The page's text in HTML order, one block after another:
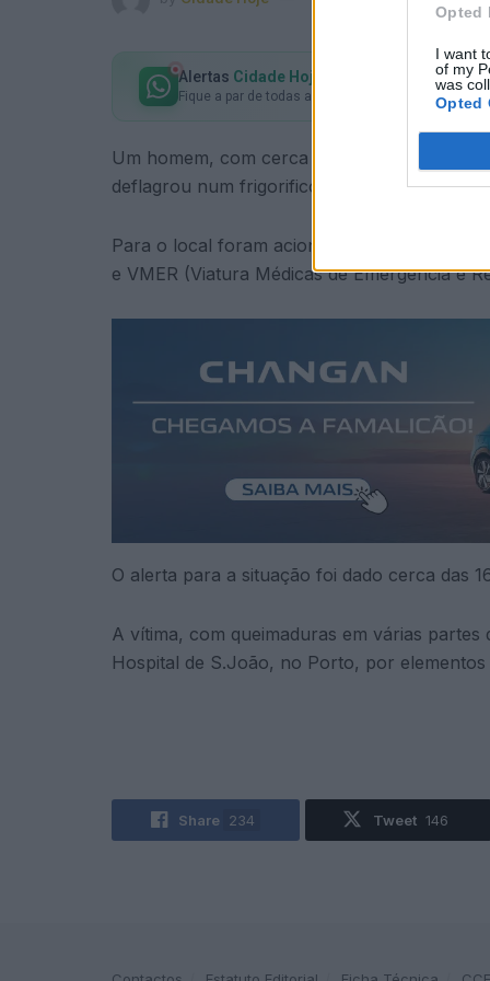
Opted
I want
of my
was
Opted
Alertas Cidade Hoje no seu WhatsApp
Fique a par de todas as notícias em primeira mão!
Um homem, com cerca de 30 anos, sofreu
deflagrou num frigorifico, numa residência
Para o local foram acionados os Bombeiros
e VMER (Viatura Médicas de Emergência e
O alerta para a situação foi dado cerca das
A vítima, com queimaduras em várias
Hospital de S.João, no Porto, por elementos
Share 234 Tweet 146